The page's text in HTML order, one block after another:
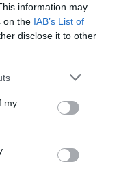
information may
on the IAB’s List of
disclose it to other
or more Google
You may click to
third-party tags to
in below Google
my
Οκτωβρίου οι
–
τους στις
τις εκδίδουν”
στο
Google News
ειδήσεις